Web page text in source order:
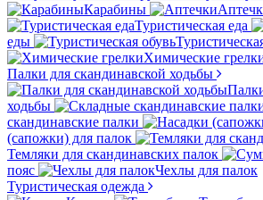
Карабины
Туристическая еда
еды
Химические
Палки для скандинавской ходьбы
ходьбы
скандинавские палки
(сапожки) для палок
Темляки для скандинавских палок
пояс
Чехлы для палок
Туристическая одежда